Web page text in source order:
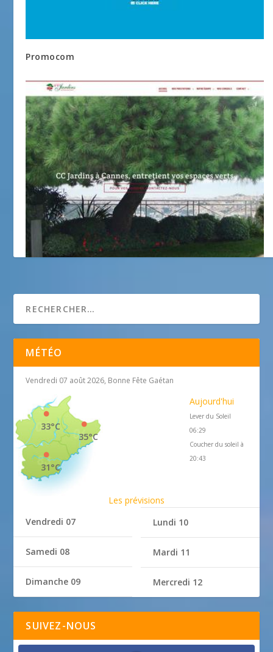
Promocom
MÉTÉO
Vendredi 07 août 2026, Bonne Fête Gaétan
35°C
33°C
31°C
Aujourd'hui
Lever du Soleil
06:29
Coucher du soleil à
20:43
Les prévisions
Vendredi 07
Samedi 08
Dimanche 09
Lundi 10
Mardi 11
Mercredi 12
SUIVEZ-NOUS